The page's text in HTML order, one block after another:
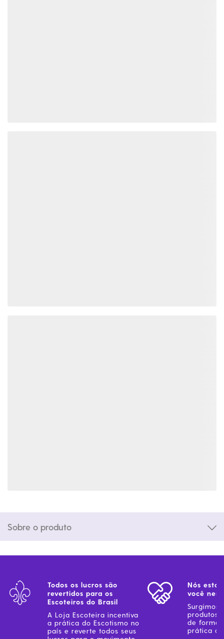
Sobre o produto
Todos os lucros são
revertidos para os
Escoteiros do Brasil
A Loja Escoteira incentiva
a prática do Escotismo no
país e reverte todos seus
Nós
você
Surgimos
produtos
de forma
prática